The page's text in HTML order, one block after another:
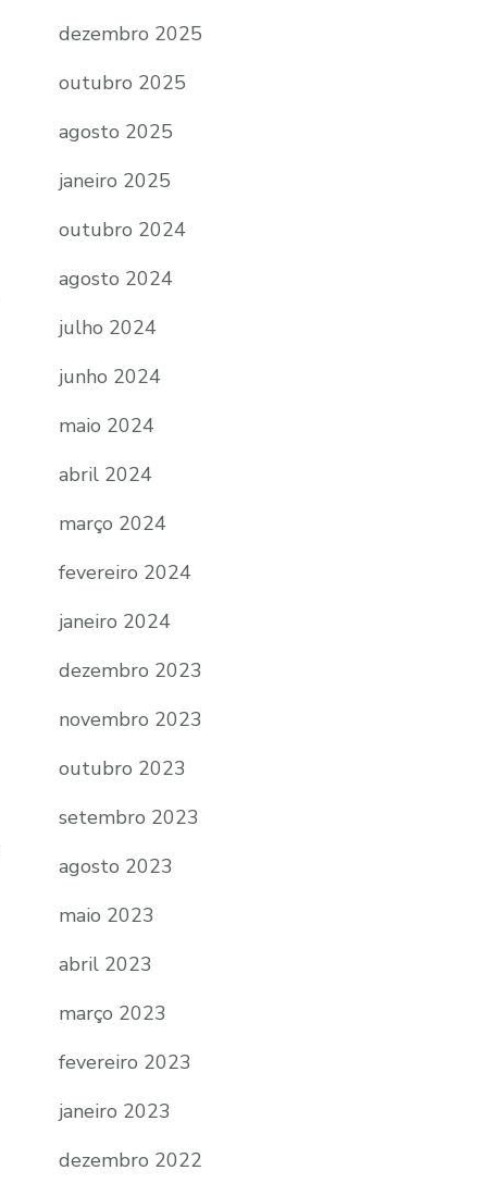
dezembro 2025
outubro 2025
agosto 2025
janeiro 2025
outubro 2024
agosto 2024
julho 2024
junho 2024
maio 2024
abril 2024
março 2024
fevereiro 2024
janeiro 2024
dezembro 2023
novembro 2023
outubro 2023
setembro 2023
agosto 2023
maio 2023
abril 2023
março 2023
fevereiro 2023
janeiro 2023
dezembro 2022